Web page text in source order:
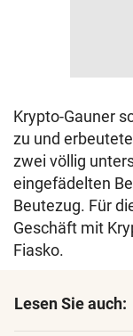
Krypto-Gauner
zu und
zwei völlig
eingefädelten
Beutezug. Für
Geschäft mit
Fiasko.
Lesen Sie auch: